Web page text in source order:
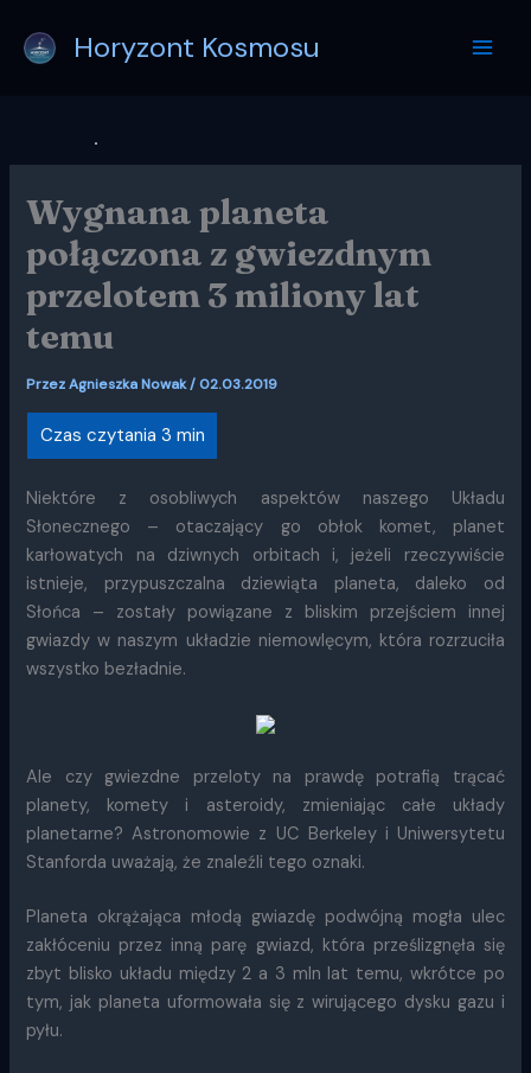
treści
Horyzont Kosmosu
Wygnana planeta
połączona z gwiezdnym
przelotem 3 miliony lat
temu
PrzezAgnieszka Nowak/02.03.2019
Niektóre z osobliwych aspektów naszego Układu
Słonecznego – otaczający go obłok komet, planet
karłowatych na dziwnych orbitach i, jeżeli rzeczywiście
istnieje, przypuszczalna dziewiąta planeta, daleko od
Słońca – zostały powiązane z bliskim przejściem innej
gwiazdy w naszym układzie niemowlęcym, która rozrzuciła
wszystko bezładnie.
Ale czy gwiezdne przeloty na prawdę potrafią trącać
planety, komety i asteroidy, zmieniając całe układy
planetarne? Astronomowie z UC Berkeley i Uniwersytetu
Stanforda uważają, że znaleźli tego oznaki.
Planeta okrążająca młodą gwiazdę podwójną mogła ulec
zakłóceniu przez inną parę gwiazd, która prześlizgnęła się
zbyt blisko układu między 2 a 3 mln lat temu, wkrótce po
tym, jak planeta uformowała się z wirującego dysku gazu i
pyłu.